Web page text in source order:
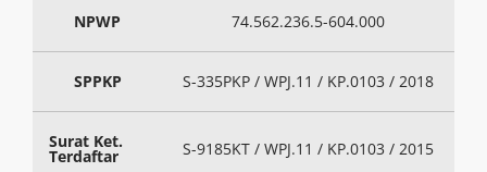
NPWP 74.562.236.5-604.000
SPPKP S-335PKP / WPJ.11 / KP.0103 / 2018
Surat Ket.
Terdaftar S-9185KT / WPJ.11 / KP.0103 / 2015